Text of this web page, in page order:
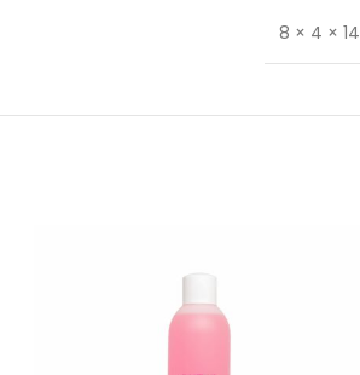
8 × 4 ×